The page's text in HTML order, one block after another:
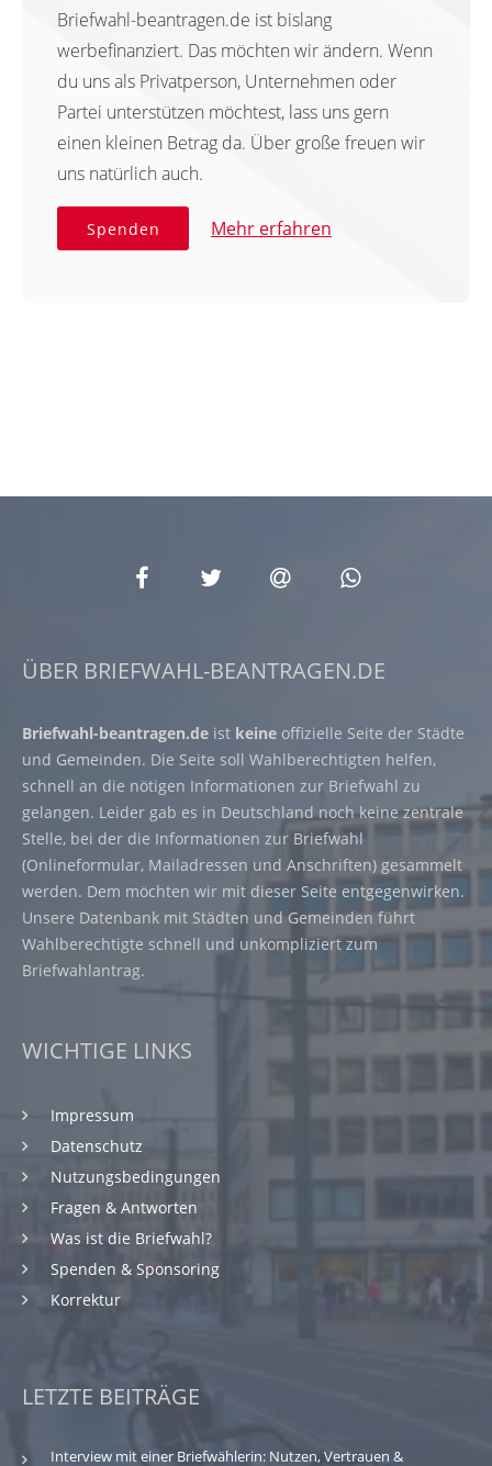
Briefwahl-beantragen.de ist bislang
werbefinanziert. Das möchten wir ändern. Wenn
du uns als Privatperson, Unternehmen oder
Partei unterstützen möchtest, lass uns gern
einen kleinen Betrag da. Über große freuen wir
uns natürlich auch.
Spenden Mehr erfahren
ÜBER BRIEFWAHL-BEANTRAGEN.DE
Briefwahl-beantragen.de ist keine offizielle Seite der Städte
und Gemeinden. Die Seite soll Wahlberechtigten helfen,
schnell an die nötigen Informationen zur Briefwahl zu
gelangen. Leider gab es in Deutschland noch keine zentrale
Stelle, bei der die Informationen zur Briefwahl
(Onlineformular, Mailadressen und Anschriften) gesammelt
werden. Dem möchten wir mit dieser Seite entgegenwirken.
Unsere Datenbank mit Städten und Gemeinden führt
Wahlberechtigte schnell und unkompliziert zum
Briefwahlantrag.
WICHTIGE LINKS
Impressum
Datenschutz
Nutzungsbedingungen
Fragen & Antworten
Was ist die Briefwahl?
Spenden & Sponsoring
Korrektur
LETZTE BEITRÄGE
Interview mit einer Briefwählerin: Nutzen, Vertrauen &